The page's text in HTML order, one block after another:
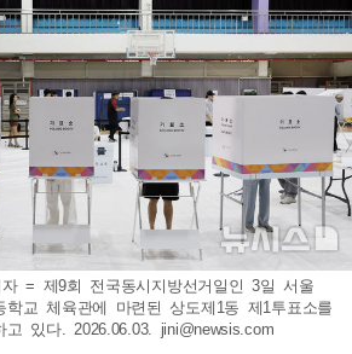
= 제9회 전국동시지방선거일인 3일 서울
학교 체육관에 마련된 상도제1동 제1투표소를
있다. 2026.06.03. jini@newsis.com